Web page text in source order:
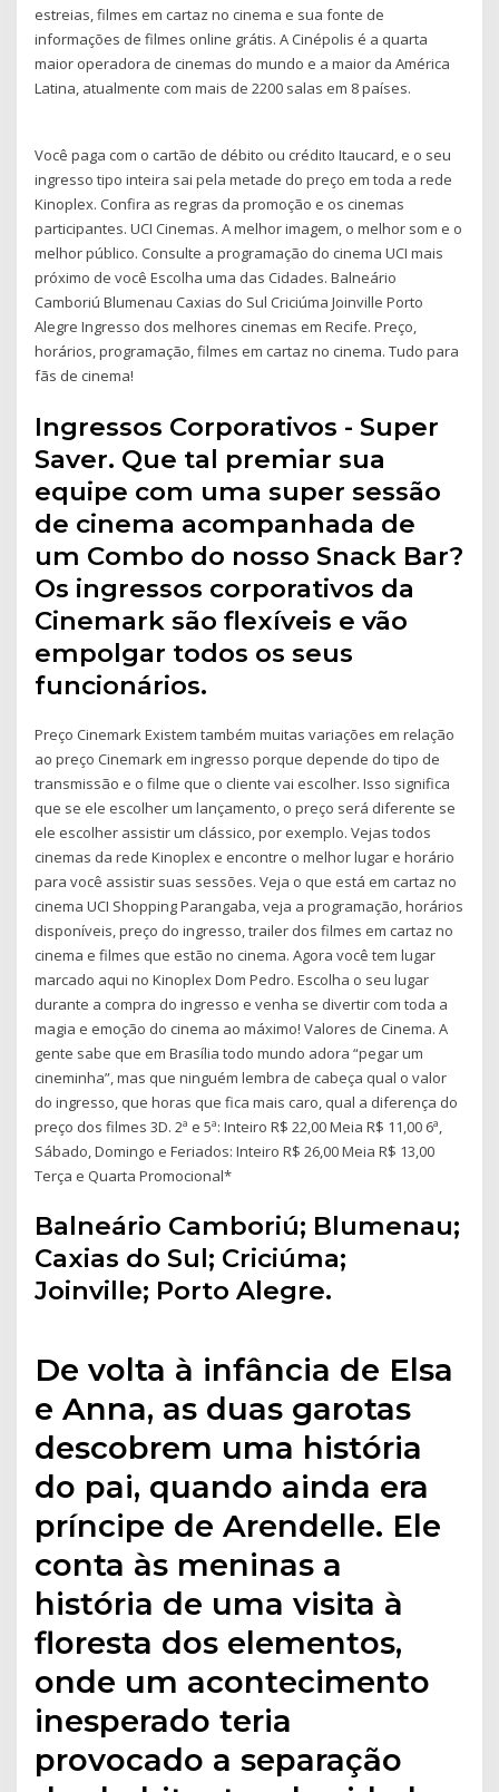
estreias, filmes em cartaz no cinema e sua fonte de
informações de filmes online grátis. A Cinépolis é a quarta
maior operadora de cinemas do mundo e a maior da América
Latina, atualmente com mais de 2200 salas em 8 países.
Você paga com o cartão de débito ou crédito Itaucard, e o seu
ingresso tipo inteira sai pela metade do preço em toda a rede
Kinoplex. Confira as regras da promoção e os cinemas
participantes. UCI Cinemas. A melhor imagem, o melhor som e o
melhor público. Consulte a programação do cinema UCI mais
próximo de você Escolha uma das Cidades. Balneário
Camboriú Blumenau Caxias do Sul Criciúma Joinville Porto
Alegre Ingresso dos melhores cinemas em Recife. Preço,
horários, programação, filmes em cartaz no cinema. Tudo para
fãs de cinema!
Ingressos Corporativos - Super
Saver. Que tal premiar sua
equipe com uma super sessão
de cinema acompanhada de
um Combo do nosso Snack Bar?
Os ingressos corporativos da
Cinemark são flexíveis e vão
empolgar todos os seus
funcionários.
Preço Cinemark Existem também muitas variações em relação
ao preço Cinemark em ingresso porque depende do tipo de
transmissão e o filme que o cliente vai escolher. Isso significa
que se ele escolher um lançamento, o preço será diferente se
ele escolher assistir um clássico, por exemplo. Vejas todos
cinemas da rede Kinoplex e encontre o melhor lugar e horário
para você assistir suas sessões. Veja o que está em cartaz no
cinema UCI Shopping Parangaba, veja a programação, horários
disponíveis, preço do ingresso, trailer dos filmes em cartaz no
cinema e filmes que estão no cinema. Agora você tem lugar
marcado aqui no Kinoplex Dom Pedro. Escolha o seu lugar
durante a compra do ingresso e venha se divertir com toda a
magia e emoção do cinema ao máximo! Valores de Cinema. A
gente sabe que em Brasília todo mundo adora “pegar um
cineminha”, mas que ninguém lembra de cabeça qual o valor
do ingresso, que horas que fica mais caro, qual a diferença do
preço dos filmes 3D. 2ª e 5ª: Inteiro R$ 22,00 Meia R$ 11,00 6ª,
Sábado, Domingo e Feriados: Inteiro R$ 26,00 Meia R$ 13,00
Terça e Quarta Promocional*
Balneário Camboriú; Blumenau;
Caxias do Sul; Criciúma;
Joinville; Porto Alegre.
De volta à infância de Elsa
e Anna, as duas garotas
descobrem uma história
do pai, quando ainda era
príncipe de Arendelle. Ele
conta às meninas a
história de uma visita à
floresta dos elementos,
onde um acontecimento
inesperado teria
provocado a separação